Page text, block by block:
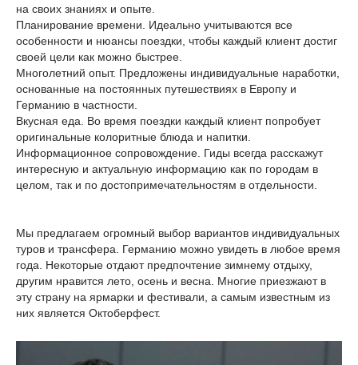
на своих знаниях и опыте.
Планирование времени. Идеально учитываются все
особенности и нюансы поездки, чтобы каждый клиент достиг
своей цели как можно быстрее.
Многолетний опыт. Предложены индивидуальные наработки,
основанные на постоянных путешествиях в Европу и
Германию в частности.
Вкусная еда. Во время поездки каждый клиент попробует
оригинальные колоритные блюда и напитки.
Информационное сопровождение. Гиды всегда расскажут
интересную и актуальную информацию как по городам в
целом, так и по достопримечательностям в отдельности.
Мы предлагаем огромный выбор вариантов индивидуальных
туров и трансфера. Германию можно увидеть в любое время
года. Некоторые отдают предпочтение зимнему отдыху,
другим нравится лето, осень и весна. Многие приезжают в
эту страну на ярмарки и фестивали, а самым известным из
них является Октоберфест.